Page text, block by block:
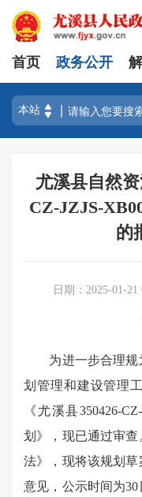
首页 政务公开
尤溪县自然
CZ-JZJS-
的
日期：2025-01-21
为进一步合理规
划管理和建设管理
《尤溪县350426-
划》，现已通过审查
法》，现将该规划
意见，公示时间为